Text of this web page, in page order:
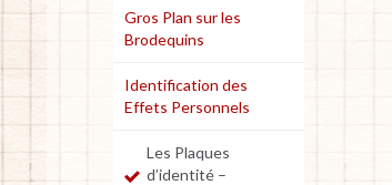
Gros Plan sur les
Brodequins
Identification des
Effets Personnels
Les Plaques
d’identité –